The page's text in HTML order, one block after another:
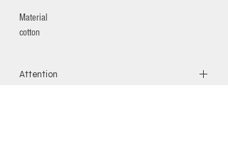
Material
cotton
Attention